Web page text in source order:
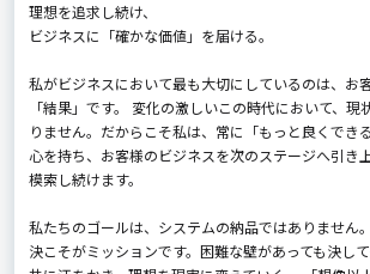
理想を追求し続け、
ビジネスに「確かな価値」を届ける。
私がビジネスにおいて最も大切にしているのは、お
「結果」です。 変化の激しいこの時代において、現
りません。だからこそ私は、常に「もっと良くでき
心を持ち、お客様のビジネスを次のステージへ引き
模索し続けます。
私たちのゴールは、システムの納品ではありません
決こそがミッションです。困難な壁があっても決し